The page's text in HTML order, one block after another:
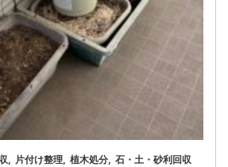
片付け整理 植木処分 石・土・砂利回収